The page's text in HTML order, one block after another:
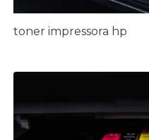
toner impressora hp